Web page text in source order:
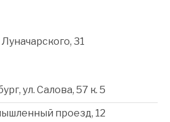
Луначарского, 31
ул. Салова, 57 к. 5
проезд, 12